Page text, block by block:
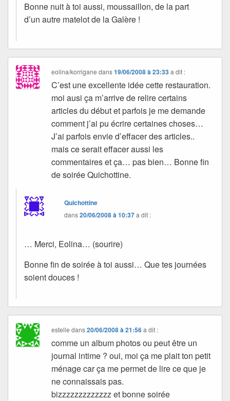
Bonne nuit à toi aussi, moussaillon, de la part
d’un autre matelot de la Galère !
eolina/korrigane dans19/06/2008 à 23:33 a dit :
C’est une excellente idée cette restauration.
moi ausi ça m’arrive de relire certains
articles du début et parfois je me demande
comment j’ai pu écrire certaines choses…
J’ai parfois envie d’effacer des articles..
mais ce serait effacer aussi les
commentaires et ça… pas bien… Bonne fin
de soirée Quichottine.
Quichottine
dans20/06/2008 à 10:37a dit :
… Merci, Eolina… (sourire)
Bonne fin de soirée à toi aussi… Que tes journées
soient douces !
estelle dans20/06/2008 à 21:56 a dit :
comme un album photos ou peut être un
journal intime ? oui, moi ça me plait ton petit
ménage car ça me permet de lire ce que je
ne connaissais pas.
bizzzzzzzzzzzzz et bonne soirée